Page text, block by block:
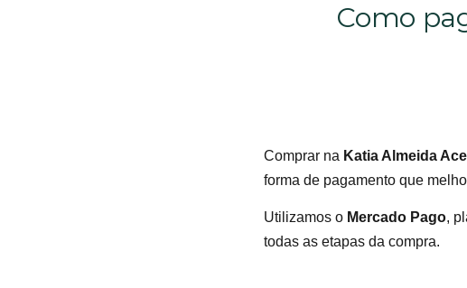
Como
Comprar na Katia Almeida
forma de pagamento que
Utilizamos o Mercado Pago,
todas as etapas da compra.